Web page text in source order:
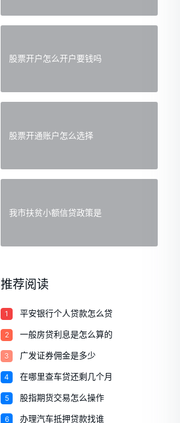
股票开户怎么开户要钱吗
股票开通账户怎么选择
我市扶贫小额信贷政策是
推荐阅读
1 平安银行个人贷款怎么贷
2 一般房贷利息是怎么算的
3 广发证券佣金是多少
4 在哪里查车贷还剩几个月
5 股指期货交易怎么操作
6 办理汽车抵押贷款找谁